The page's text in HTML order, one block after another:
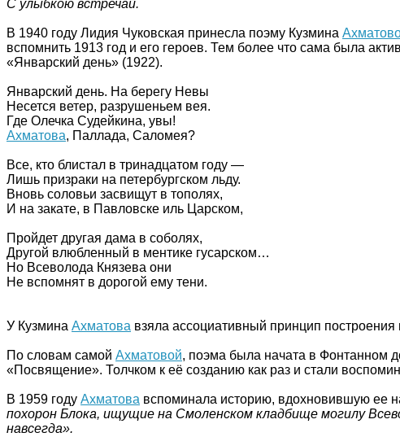
С улыбкою встречай.
В 1940 году Лидия Чуковская принесла поэму Кузмина
вспомнить 1913 год и его героев. Тем более что сама была
«Январский день» (1922).
Январский день. На берегу Невы
Несется ветер, разрушеньем вея.
Где Олечка Судейкина, увы!
Ахматова, Паллада, Саломея?
Все, кто блистал в тринадцатом году —
Лишь призраки на петербургском льду.
Вновь соловьи засвищут в тополях,
И на закате, в Павловске иль Царском,
Пройдет другая дама в соболях,
Другой влюбленный в ментике гусарском…
Но Всеволода Князева они
Не вспомнят в дорогой ему тени.
У Кузмина Ахматова взяла ассоциативный принцип
По словам самой Ахматовой, поэма была начата в Фонтанном
«Посвящение». Толчком к её созданию как раз и стали
В 1959 году Ахматова вспоминала историю, вдохновившую ее
похорон Блока, ищущие на Смоленском кладбище могилу
навсегда».